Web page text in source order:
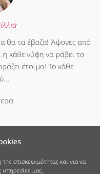
επισκεψιμότητας και για να
υπηρεσίες μας.
θα τα έβαζα! Άψογες από
η κάθε νύφη να ράβει το
έτοιμο! Το κάθε